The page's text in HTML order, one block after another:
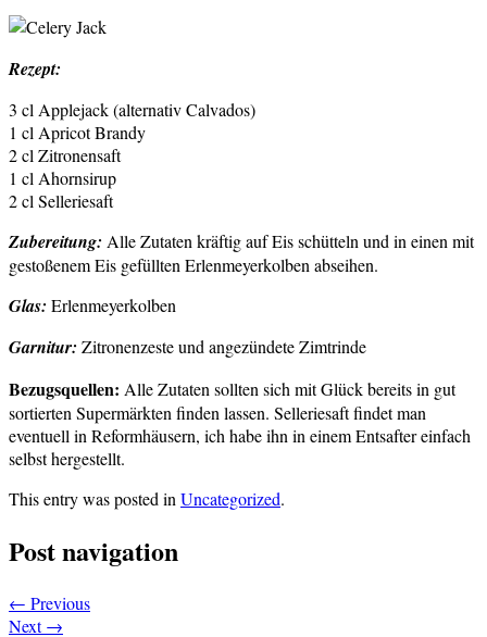
Rezept:
3 cl Applejack (alternativ Calvados)
1 cl Apricot Brandy
2 cl Zitronensaft
1 cl Ahornsirup
2 cl Selleriesaft
Zubereitung: Alle Zutaten kräftig auf Eis schütteln und in einen mit
gestoßenem Eis gefüllten Erlenmeyerkolben abseihen.
Glas: Erlenmeyerkolben
Garnitur: Zitronenzeste und angezündete Zimtrinde
Bezugsquellen: Alle Zutaten sollten sich mit Glück bereits in gut
sortierten Supermärkten finden lassen. Selleriesaft findet man
eventuell in Reformhäusern, ich habe ihn in einem Entsafter einfach
selbst hergestellt.
This entry was posted inUncategorized.
Post navigation
← Previous
Next→